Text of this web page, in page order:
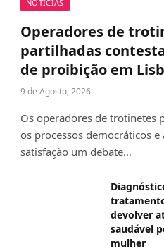
NOTÍCIAS
Operadores de
partilhadas
de proibição em
9 de Agosto, 2026
Os operadores de trotinetes
os processos democráticos
satisfação um debate…
devolver
saudável
mulher